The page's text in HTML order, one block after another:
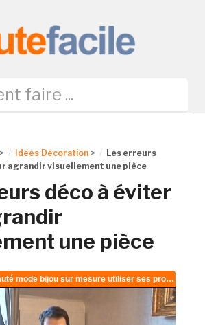
> Idées Décoration >
Les erreurs
agrandir visuellement une pièce
déco à éviter
une pièce